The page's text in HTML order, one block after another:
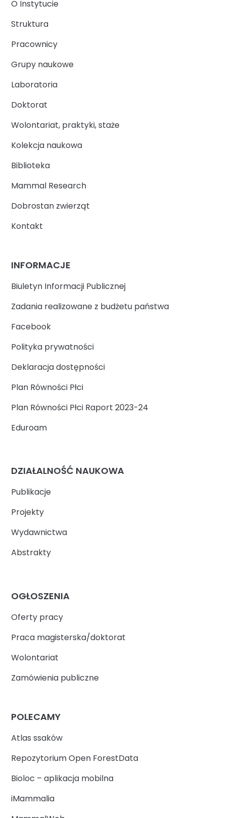
O Instytucie
Struktura
Pracownicy
Grupy naukowe
Laboratoria
Doktorat
Wolontariat, praktyki, staże
Kolekcja naukowa
Biblioteka
Mammal Research
Dobrostan zwierząt
Kontakt
INFORMACJE
Biuletyn Informacji Publicznej
Zadania realizowane z budżetu państwa
Facebook
Polityka prywatności
Deklaracja dostępności
Plan Równości Płci
Plan Równości Płci Raport 2023-24
Eduroam
DZIAŁALNOŚĆ NAUKOWA
Publikacje
Projekty
Wydawnictwa
Abstrakty
OGŁOSZENIA
Oferty pracy
Praca magisterska/doktorat
Wolontariat
Zamówienia publiczne
POLECAMY
Atlas ssaków
Repozytorium Open ForestData
Bioloc – aplikacja mobilna
iMammalia